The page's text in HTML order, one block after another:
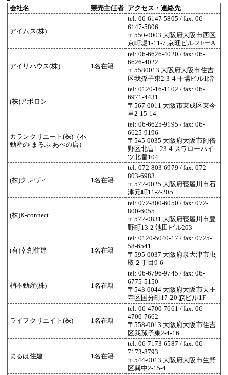
会社名 競売主任者 アクセス・連絡先
アイムス(株)
tel: 06-6147-5805 / fax: 06-
6147-5806
〒550-0003 大阪府大阪市西区
京町堀1-11-7 京旺ビル２FーA
アイリハウス(株) 1名在籍
tel: 06-6626-4020 / fax: 06-
6626-4022
〒5580013 大阪府大阪市住吉
区我孫子東2-3-4 干場ビル1階
(株)アポロン
tel: 0120-16-1102 / fax: 06-
6971-4431
〒567-0011 大阪市東成区東今
里2-15-14
カランクリエート(株)（不
動産の まるふ あべの店）
tel: 06-6625-9195 / fax: 06-
6625-9196
〒545-0035 大阪府大阪市阿倍
野区北畠1-23-4 スワローハイ
ツ北畠104
(株)クレヴィ 1名在籍
tel: 072-803-6979 / fax: 072-
803-6983
〒572-0025 大阪府寝屋川市石
津元町11-2-205
(株)K-connect
tel: 072-800-6050 / fax: 072-
800-6055
〒572-0831 大阪府寝屋川市豊
野町13-2 池田ビル203
(有)幸創住建 1名在籍
tel: 0120-5040-17 / fax: 0725-
58-6541
〒595-0037 大阪府泉大津市虫
取２丁目9-6
梢不動産(株) 1名在籍
tel: 06-6796-9745 / fax: 06-
6775-5150
〒543-0044 大阪府大阪市天王
寺区国分町17-20 森ビル1F
ライフクリエイト(株) 1名在籍
tel: 06-4700-7661 / fax: 06-
4700-7662
〒558-0013 大阪府大阪市住吉
区我孫子東2-4-16
まるは住建 1名在籍
tel: 06-7173-6587 / fax: 06-
7173-8793
〒544-0013 大阪府大阪市生野
区巽中2-15-4